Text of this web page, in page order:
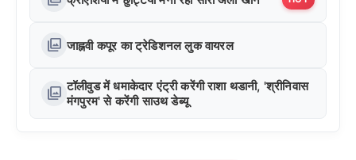
photo_library जाह्नवी कपूर का ट्रेडिशनल लुक वायरल
photo_library टॉलीवुड में धमाकेदार एंट्री करेंगी राशा थडानी, 'श्रीनिवास
मंगपुरम' से करेंगी साउथ डेब्यू